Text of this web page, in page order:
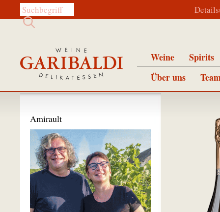
Diese Website durchsuchen:
Weine
Spirits
Über uns
Amirault